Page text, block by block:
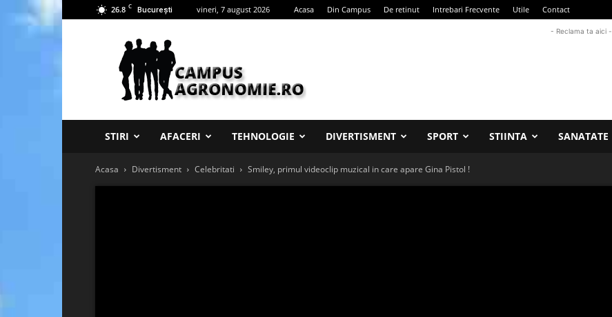
26.8 C București vineri, 7 august 2026 Acasa Din Campus De retinut Intrebari Frecvente Utile Contact
Campus
Agronomie
- Reclama ta aici -
STIRI AFACERI TEHNOLOGIE DIVERTISMENT SPORT STIINTA SANATATE
Acasa Divertisment Celebritati Smiley, primul videoclip muzical in care apare Gina Pistol !